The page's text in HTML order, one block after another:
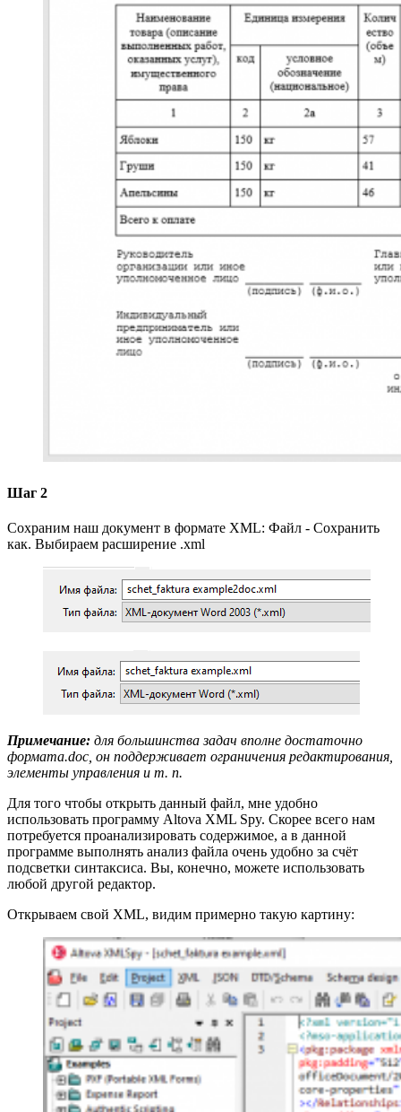
Шаг 2
Сохраним наш документ в формате XML: Файл - Сохранить
как. Выбираем расширение .xml
Примечание: для большинства задач вполне достаточно
формата.doc, он поддерживает ограничения редактирования,
элементы управления и т. п.
Для того чтобы открыть данный файл, мне удобно
использовать программу Altova XML Spy. Скорее всего нам
потребуется проанализировать содержимое, а в данной
программе выполнять анализ файла очень удобно за счёт
подсветки синтаксиса. Вы, конечно, можете использовать
любой другой редактор.
Открываем свой XML, видим примерно такую картину: